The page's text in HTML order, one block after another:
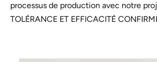
processus de production avec notre
TOLÉRANCE ET EFFICACITÉ